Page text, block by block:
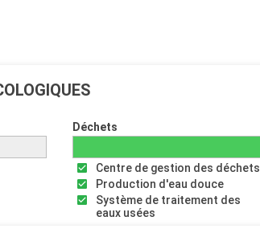
Déchets
Centre de gestion des déchets
Production d'eau douce
Système de traitement des
eaux usées